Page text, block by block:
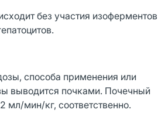
без участия изоферментов
способа применения или
выводится почками. Почечный
мл/мин/кг, соответственно.